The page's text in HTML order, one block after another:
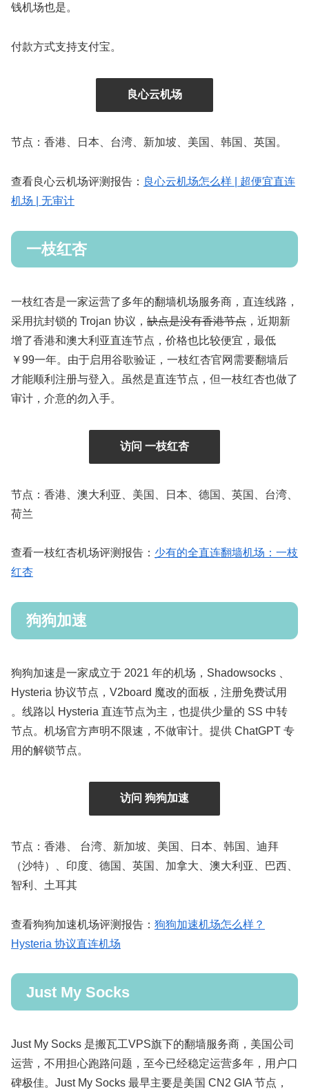
钱机场也是。
付款方式支持支付宝。
良心云机场
节点：香港、日本、台湾、新加坡、美国、韩国、英国。
查看良心云机场评测报告： 良心云机场怎么样 | 超便宜直连
机场 | 无审计
一枝红杏
一枝红杏是一家运营了多年的翻墙机场服务商，直连线路，
采用抗封锁的 Trojan 协议， 缺点是没有香港节点 ，近期新
增了香港和澳大利亚直连节点，价格也比较便宜，最低
￥99一年。由于启用谷歌验证，一枝红杏官网需要翻墙后
才能顺利注册与登入。虽然是直连节点，但一枝红杏也做了
审计，介意的勿入手。
访问 一枝红杏
节点：香港、澳大利亚、美国、日本、德国、英国、台湾、
荷兰
查看一枝红杏机场评测报告： 少有的全直连翻墙机场：一枝
红杏
狗狗加速
狗狗加速是一家成立于 2021 年的机场，Shadowsocks 、
Hysteria 协议节点，V2board 魔改的面板，注册免费试用
。线路以 Hysteria 直连节点为主，也提供少量的 SS 中转
节点。机场官方声明不限速，不做审计。提供 ChatGPT 专
用的解锁节点。
访问 狗狗加速
节点：香港、 台湾、新加坡、美国、日本、韩国、迪拜
（沙特）、印度、德国、英国、加拿大、澳大利亚、巴西、
智利、土耳其
查看狗狗加速机场评测报告： 狗狗加速机场怎么样？
Hysteria 协议直连机场
Just My Socks
Just My Socks 是搬瓦工VPS旗下的翻墙服务商，美国公司
运营，不用担心跑路问题，至今已经稳定运营多年，用户口
碑极佳。Just My Socks 最早主要是美国 CN2 GIA 节点，